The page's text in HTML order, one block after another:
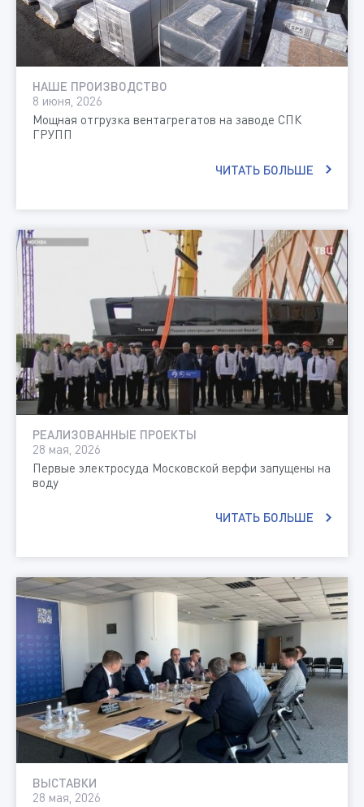
НАШЕ ПРОИЗВОДСТВО
8 июня, 2026
Мощная отгрузка вентагрегатов на заводе СПК
ГРУПП
ЧИТАТЬ БОЛЬШЕ
РЕАЛИЗОВАННЫЕ ПРОЕКТЫ
28 мая, 2026
Первые электросуда Московской верфи запущены на
воду
ЧИТАТЬ БОЛЬШЕ
ВЫСТАВКИ
28 мая, 2026